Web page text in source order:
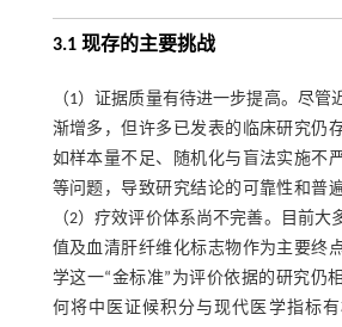
3.1 现存的主要挑战
（1）证据质量有待进一步提高。尽管
渐增多，但许多已发表的临床研究仍
如样本量不足、随机化与盲法实施不
等问题，导致研究结论的可靠性和普
（2）疗效评价体系尚不完善。目前大
值及血清肝纤维化标志物作为主要终
学这一“金标准”为评价依据的研究仍
何将中医证候积分与现代医学指标